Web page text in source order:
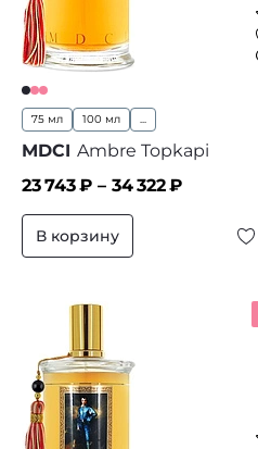
75 мл 100 мл ...
MDCI Ambre Topkapi
23 743₽ – 34 322₽
В корзину